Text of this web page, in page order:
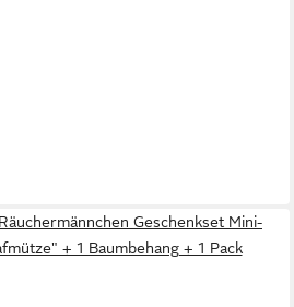
Geschenkset Mini-
+ 1 Baumbehang + 1 Pack